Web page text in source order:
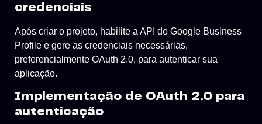
credenciais
Após criar o projeto, habilite a API do Google Business
Profile e gere as credenciais necessárias,
preferencialmente OAuth 2.0, para autenticar sua
aplicação.
Implementação de OAuth 2.0 para
autenticação